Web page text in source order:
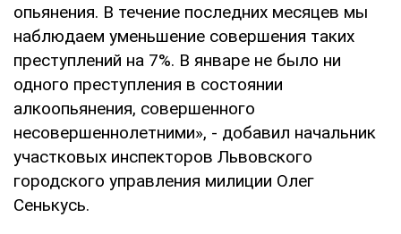
опьянения. В течение последних месяцев мы
наблюдаем уменьшение совершения таких
преступлений на 7%. В январе не было ни
одного преступления в состоянии
алкоопьянения, совершенного
несовершеннолетними», - добавил начальник
участковых инспекторов Львовского
городского управления милиции Олег
Сенькусь.